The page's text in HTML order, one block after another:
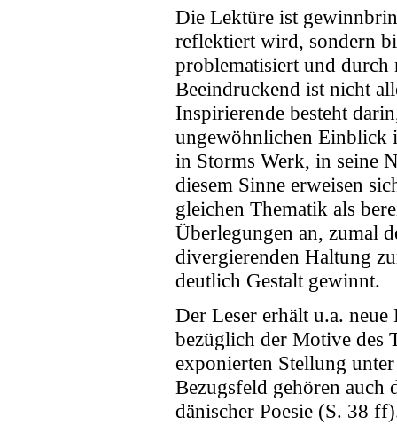
Die Lektüre ist
reflektiert wird, sondern
problematisiert und durch
Beeindruckend ist nicht
Inspirierende besteht
ungewöhnlichen Einblick
in Storms Werk, in seine
diesem Sinne erweisen
gleichen Thematik als
Überlegungen an, zumal
divergierenden Haltung
deutlich Gestalt gewinnt.
Der Leser erhält u.a.
bezüglich der Motive des
exponierten Stellung
Bezugsfeld gehören auch
dänischer Poesie (S. 38